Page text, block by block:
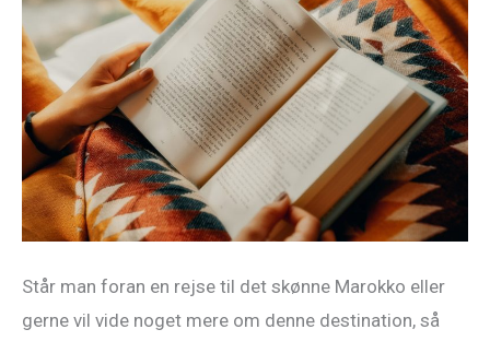
Står man foran en rejse til det skønne Marokko eller
gerne vil vide noget mere om denne destination, så
romaner,
der
fører
dig
ind
i
Marokkos